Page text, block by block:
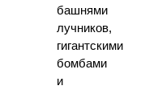
башнями
лучников,
гигантскими
бомбами
и